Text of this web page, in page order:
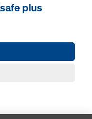
plus